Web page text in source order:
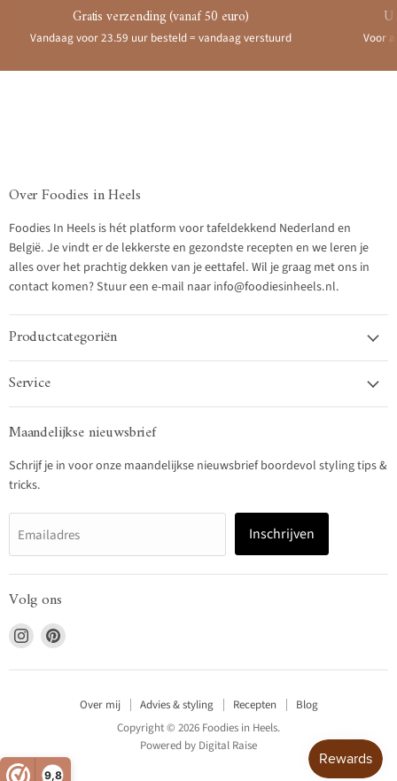
9,8
Gratis verzending (vanaf 50 euro)
Vandaag voor 23.59 uur besteld = vandaag verstuurd Voor
Over Foodies in Heels
Foodies In Heels is hét platform voor tafeldekkend Nederland en
België. Je vindt er de lekkerste en gezondste recepten en we leren je
alles over het prachtig dekken van je eettafel. Wil je graag met ons in
contact komen? Stuur een e-mail naar info@foodiesinheels.nl.
Productcategoriën
Service
Maandelijkse nieuwsbrief
Schrijf je in voor onze maandelijkse nieuwsbrief boordevol styling tips &
tricks.
Emailadres Inschrijven
Volg ons
Vind
ons
op
Vind
op
Over mij Advies & styling Recepten
Blog
Copyright © 2026 Foodies in Heels.
Powered by Digital Raise